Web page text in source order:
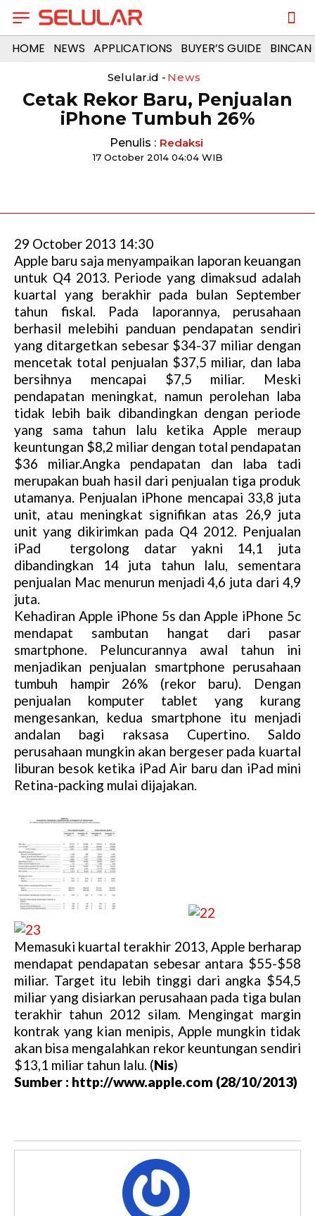
HOME NEWS APPLICATIONS BUYER’S GUIDE
Selular.id - News
Cetak Rekor Baru, Penjualan
iPhone Tumbuh 26%
Penulis : Redaksi
17 October 2014 04:04 WIB
29 October 2013 14:30
Apple baru saja menyampaikan laporan keuangan
untuk Q4 2013. Periode yang dimaksud adalah
kuartal yang berakhir pada bulan September
tahun fiskal. Pada laporannya, perusahaan
berhasil melebihi panduan pendapatan sendiri
yang ditargetkan sebesar $34-37 miliar dengan
mencetak total penjualan $37,5 miliar, dan laba
bersihnya mencapai $7,5 miliar. Meski
pendapatan meningkat, namun perolehan laba
tidak lebih baik dibandingkan dengan periode
yang sama tahun lalu ketika Apple meraup
keuntungan $8,2 miliar dengan total pendapatan
$36 miliar.Angka pendapatan dan laba tadi
merupakan buah hasil dari penjualan tiga produk
utamanya. Penjualan iPhone mencapai 33,8 juta
unit, atau meningkat signifikan atas 26,9 juta
unit yang dikirimkan pada Q4 2012. Penjualan
iPad tergolong datar yakni 14,1 juta
dibandingkan 14 juta tahun lalu, sementara
penjualan Mac menurun menjadi 4,6 juta dari 4,9
juta.
Kehadiran Apple iPhone 5s dan Apple iPhone 5c
mendapat sambutan hangat dari pasar
smartphone. Peluncurannya awal tahun ini
menjadikan penjualan smartphone perusahaan
tumbuh hampir 26% (rekor baru). Dengan
penjualan komputer tablet yang kurang
mengesankan, kedua smartphone itu menjadi
andalan bagi raksasa Cupertino. Saldo
perusahaan mungkin akan bergeser pada kuartal
liburan besok ketika iPad Air baru dan iPad mini
Retina-packing mulai dijajakan.
Memasuki kuartal terakhir 2013, Apple berharap
mendapat pendapatan sebesar antara $55-$58
miliar. Target itu lebih tinggi dari angka $54,5
miliar yang disiarkan perusahaan pada tiga bulan
terakhir tahun 2012 silam. Mengingat margin
kontrak yang kian menipis, Apple mungkin tidak
akan bisa mengalahkan rekor keuntungan sendiri
$13,1 miliar tahun lalu. (Nis)
Sumber : http://www.apple.com (28/10/2013)